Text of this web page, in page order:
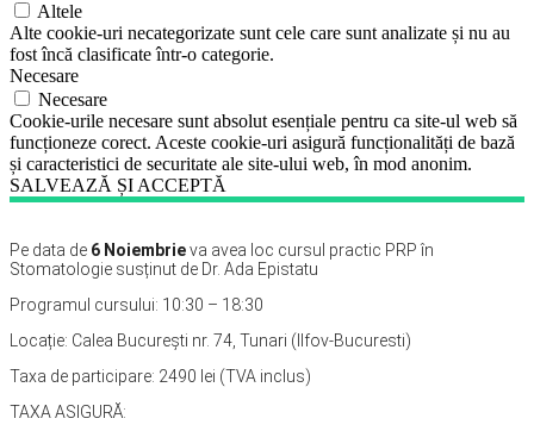
Altele
Alte cookie-uri necategorizate sunt cele care sunt analizate și nu au
fost încă clasificate într-o categorie.
Necesare
Necesare
Cookie-urile necesare sunt absolut esențiale pentru ca site-ul web să
funcționeze corect. Aceste cookie-uri asigură funcționalități de bază
și caracteristici de securitate ale site-ului web, în mod anonim.
SALVEAZĂ ȘI ACCEPTĂ
Pe data de 6 Noiembrieva avea loc cursul practic PRP în
Stomatologie susținut de Dr. Ada Epistatu
Programul cursului: 10:30 – 18:30
Locație: Calea București nr. 74, Tunari (Ilfov-Bucuresti)
Taxa de participare: 2490 lei (TVA inclus)
TAXA ASIGURĂ: